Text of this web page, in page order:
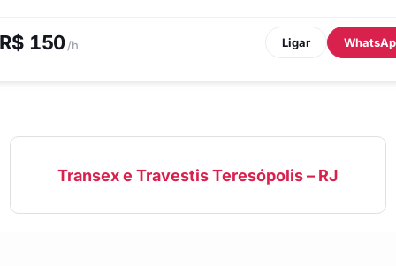
R$ 150/h Ligar
Transex e Travestis Teresópolis – RJ